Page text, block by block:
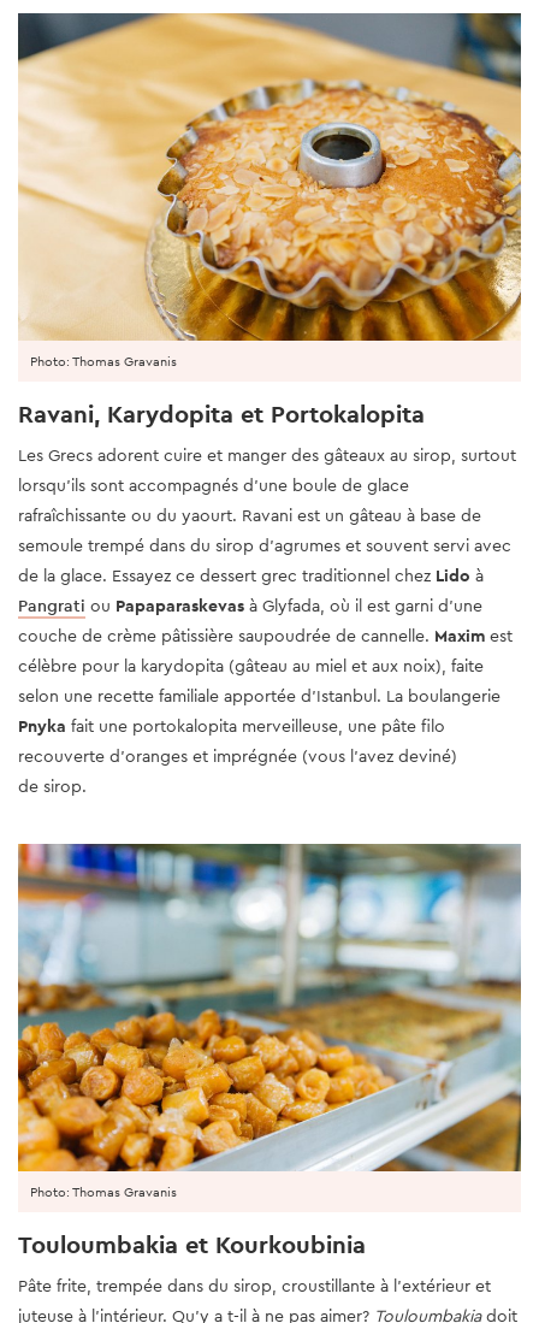
Photo: Thomas Gravanis
Ravani, Karydopita et Portokalopita
Les Grecs adorent cuire et manger des gâteaux au sirop, surtout
lorsqu'ils sont accompagnés d'une boule de glace
rafraîchissante ou du yaourt. Ravani est un gâteau à base de
semoule trempé dans du sirop d'agrumes et souvent servi avec
de la glace. Essayez ce dessert grec traditionnel chez Lido à
Pangrati ou Papaparaskevas à Glyfada, où il est garni d'une
couche de crème pâtissière saupoudrée de cannelle. Maxim est
célèbre pour la karydopita (gâteau au miel et aux noix), faite
selon une recette familiale apportée d'Istanbul. La boulangerie
Pnyka fait une portokalopita merveilleuse, une pâte filo
recouverte d'oranges et imprégnée (vous l'avez deviné)
de sirop.
Touloumbakia et Kourkoubinia
Pâte frite, trempée dans du sirop, croustillante à l'extérieur et
juteuse à l'intérieur. Qu'y a t-il à ne pas aimer? Touloumbakiadoit
Photo: Thomas Gravanis